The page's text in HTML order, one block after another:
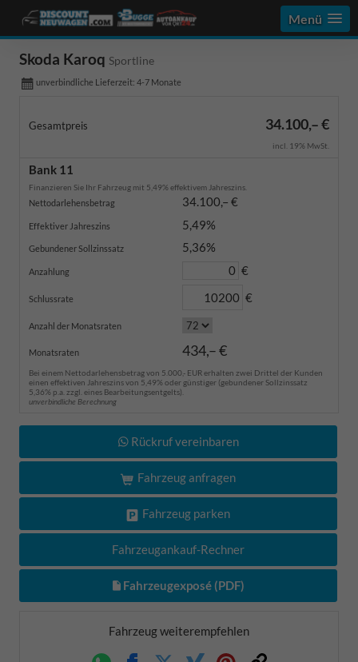
Menü
Skoda Karoq Sportline
unverbindliche Lieferzeit: 4-7 Monate
Gesamtpreis 34.100,– €
incl. 19% MwSt.
Bank 11
Finanzieren Sie Ihr Fahrzeug mit 5,49% effektivem Jahreszins.
Nettodarlehensbetrag
34.100,– €
Effektiver Jahreszins 5,49%
Gebundener Sollzinssatz 5,36%
Anzahlung €
Schlussrate €
Anzahl der Monatsraten
Monatsraten 434,– €
Bei einem Nettodarlehensbetrag von 5.000,- EUR erhalten zwei Drittel der Kunden
einen effektiven Jahreszins von 5,49% oder günstiger (gebundener Sollzinssatz
5,36% p.a. zzgl. eines Bearbeitungsentgelts).
unverbindliche Berechnung
Rückruf vereinbaren
Fahrzeug anfragen
Fahrzeug parken
Fahrzeugankauf-Rechner
Fahrzeugexposé (PDF)
Fahrzeug weiterempfehlen